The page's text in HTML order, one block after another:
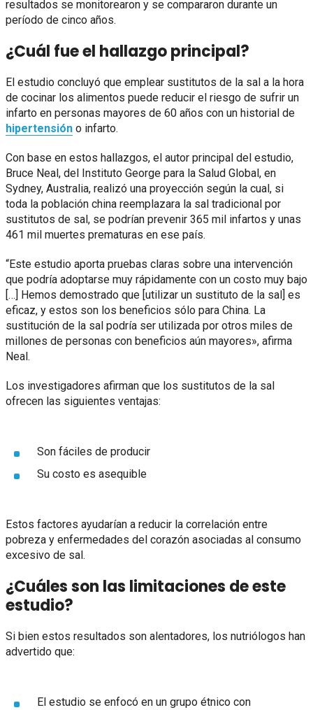
resultados se monitorearon y se compararon durante un
período de cinco años.
¿Cuál fue el hallazgo principal?
El estudio concluyó que emplear sustitutos de la sal a la hora
de cocinar los alimentos puede reducir el riesgo de sufrir un
infarto en personas mayores de 60 años con un historial de
hipertensión o infarto.
Con base en estos hallazgos, el autor principal del estudio,
Bruce Neal, del Instituto George para la Salud Global, en
Sydney, Australia, realizó una proyección según la cual, si
toda la población china reemplazara la sal tradicional por
sustitutos de sal, se podrían prevenir 365 mil infartos y unas
461 mil muertes prematuras en ese país.
“Este estudio aporta pruebas claras sobre una intervención
que podría adoptarse muy rápidamente con un costo muy bajo
[…] Hemos demostrado que [utilizar un sustituto de la sal] es
eficaz, y estos son los beneficios sólo para China. La
sustitución de la sal podría ser utilizada por otros miles de
millones de personas con beneficios aún mayores», afirma
Neal.
Los investigadores afirman que los sustitutos de la sal
ofrecen las siguientes ventajas:
Son fáciles de producir
Su costo es asequible
Estos factores ayudarían a reducir la correlación entre
pobreza y enfermedades del corazón asociadas al consumo
excesivo de sal.
¿Cuáles son las limitaciones de este
estudio?
Si bien estos resultados son alentadores, los nutriólogos han
advertido que:
El estudio se enfocó en un grupo étnico con